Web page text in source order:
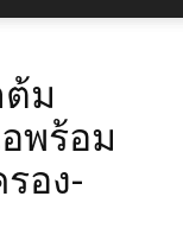
ม
พร้อม
อง-